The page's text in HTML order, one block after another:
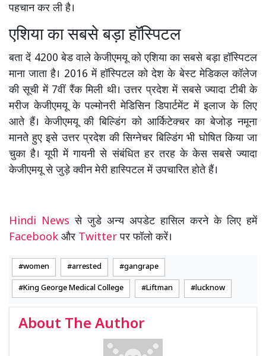
पहचान कर ली है।
एशिया का सबसे बड़ा हॉस्पिटल
बता दें 4200 बेड वाले केजीएमयू को एशिया का सबसे बड़ा हॉस्पिटल
माना जाता है। 2016 में हॉस्पिटल को देश के बेस्ट मेडिकल कॉलेज
की सूची में 7वीं रैंक मिली थी। उत्तर प्रदेश में सबसे ज्यादा टीबी के
मरीज केजीएमयू के पल्मोनरी मेडिसिन डिपार्टमेंट में इलाज के लिए
आते हैं। केजीएमयू की बिल्डिंग को आर्किटेक्चर का बेजोड़ नमूना
मानते हुए इसे उत्तर प्रदेश की सिग्नेचर बिल्डिंग भी घोषित किया जा
चुका है। यूपी में गायनी से संबंधित हर तरह के केस सबसे ज्यादा
केजीएमयू से जुड़े क्वीन मेरी हास्पिटल में उपचारित होते हैं।
Hindi Newsसे जुडे अन्य अपडेट हासिल करने के लिए हमें
Facebook और Twitterपर फॉलो करें।
women arrested gangrape
King George Medical College Liftman lucknow
About The Author